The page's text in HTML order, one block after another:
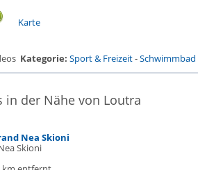
Karte
Kategorie: Sport & Freizeit-Schwimmbad
in der Nähe von Loutra
Nea Skioni
Skioni